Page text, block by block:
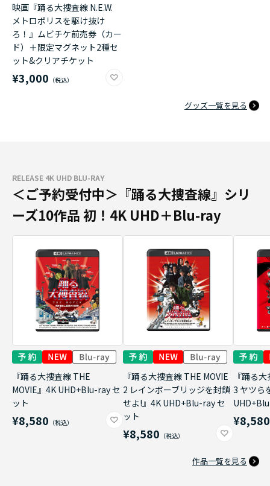
映画『踊る大捜査線 N.E.W.
メトロポリスを駆け抜け
ろ！』ムビチケ前売券（カー
ド）＋限定マグネット2種セ
ット&クリアチケット
¥3,000
グッズ一覧を見る
RELEASE 4K UHD BLU-RAY
＜ご予約受付中＞『踊る大捜査線』シリ
ーズ10作品 初！4K UHD＋Blu-ray
『踊る大捜査線 THE
MOVIE』4K UHD+Blu-ray セ
ット
¥8,580
『踊る大捜査線 THE MOVIE
2 レインボーブリッジを封鎖
せよ!』4K UHD+Blu-ray セ
ット
¥8,580
『踊る
3 ヤツら
¥8,580
作品一覧を見る